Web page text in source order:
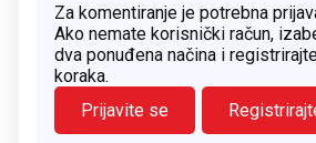
Za komentiranje je potrebna
Ako nemate korisnički račun,
dva ponuđena načina i
koraka.
Prijavite se